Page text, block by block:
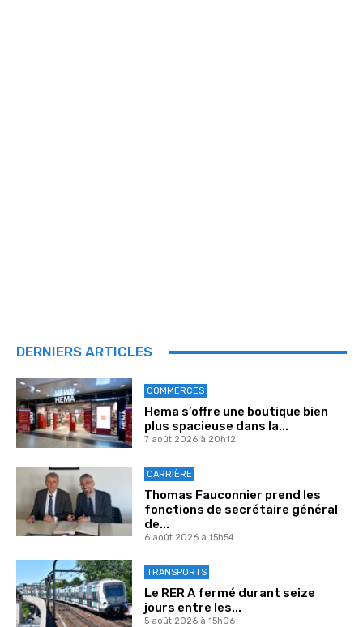
DERNIERS ARTICLES
COMMERCES
Hema s’offre une boutique bien
plus spacieuse dans la...
7 août 2026 à 20h12
CARRIÈRE
Thomas Fauconnier prend les
fonctions de secrétaire général
de...
6 août 2026 à 15h54
TRANSPORTS
Le RER A fermé durant seize
jours entre les...
5 août 2026 à 15h06